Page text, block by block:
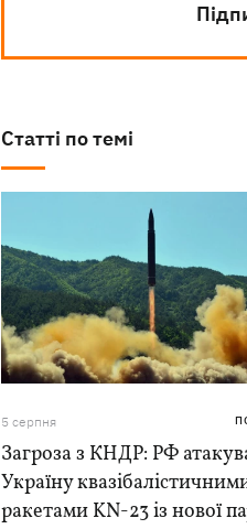
Статті по темі
5 серпня
Загроза з КНДР: РФ
Україну
ракетами KN-23 із нової